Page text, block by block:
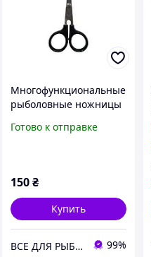
Многофункциональные
рыболовные ножницы
Готово к отправке
150 ₴
Купить
ВСЕ ДЛЯ РЫБАЛКИ 99%